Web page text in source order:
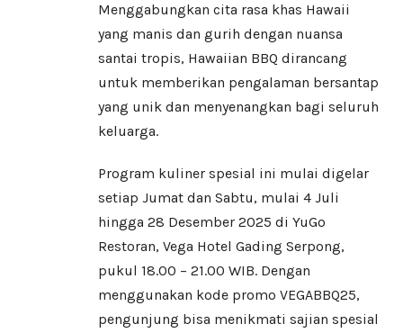
Menggabungkan cita rasa khas Hawaii
yang manis dan gurih dengan nuansa
santai tropis, Hawaiian BBQ dirancang
untuk memberikan pengalaman bersantap
yang unik dan menyenangkan bagi seluruh
keluarga.
Program kuliner spesial ini mulai digelar
setiap Jumat dan Sabtu, mulai 4 Juli
hingga 28 Desember 2025 di YuGo
Restoran, Vega Hotel Gading Serpong,
pukul 18.00 – 21.00 WIB. Dengan
menggunakan kode promo VEGABBQ25,
pengunjung bisa menikmati sajian spesial